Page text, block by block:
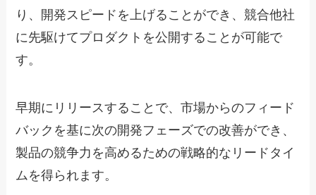
り、開発スピードを上げることができ、競合他社
に先駆けてプロダクトを公開することが可能で
す。
早期にリリースすることで、市場からのフィード
バックを基に次の開発フェーズでの改善ができ、
製品の競争力を高めるための戦略的なリードタイ
ムを得られます。